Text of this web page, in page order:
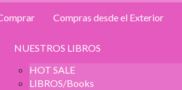
Compras desde el Exterior
NUESTROS LIBROS
HOT SALE
LIBROS/Books